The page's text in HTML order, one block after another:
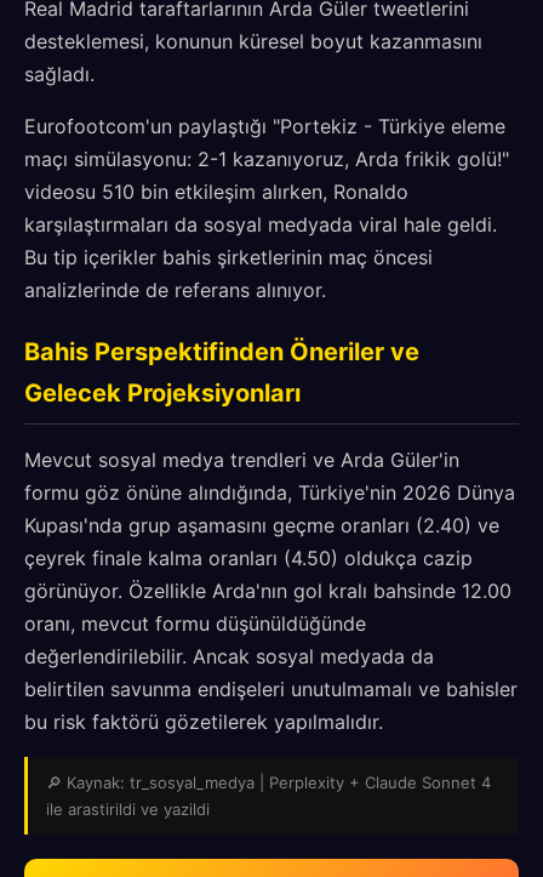
Real Madrid taraftarlarının Arda Güler tweetlerini
desteklemesi, konunun küresel boyut kazanmasını
sağladı.
Eurofootcom'un paylaştığı "Portekiz - Türkiye eleme
maçı simülasyonu: 2-1 kazanıyoruz, Arda frikik golü!"
videosu 510 bin etkileşim alırken, Ronaldo
karşılaştırmaları da sosyal medyada viral hale geldi.
Bu tip içerikler bahis şirketlerinin maç öncesi
analizlerinde de referans alınıyor.
Bahis Perspektifinden Öneriler ve
Gelecek Projeksiyonları
Mevcut sosyal medya trendleri ve Arda Güler'in
formu göz önüne alındığında, Türkiye'nin 2026 Dünya
Kupası'nda grup aşamasını geçme oranları (2.40) ve
çeyrek finale kalma oranları (4.50) oldukça cazip
görünüyor. Özellikle Arda'nın gol kralı bahsinde 12.00
oranı, mevcut formu düşünüldüğünde
değerlendirilebilir. Ancak sosyal medyada da
belirtilen savunma endişeleri unutulmamalı ve bahisler
bu risk faktörü gözetilerek yapılmalıdır.
🔎 Kaynak: tr_sosyal_medya | Perplexity + Claude Sonnet 4
ile arastirildi ve yazildi